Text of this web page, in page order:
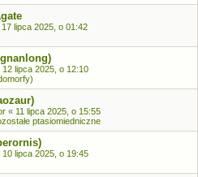
17 lipca 2025, o 01:42
12 lipca 2025, o 12:10
« 11 lipca 2025, o 15:55
ptasiomiedniczne
10 lipca 2025, o 19:45